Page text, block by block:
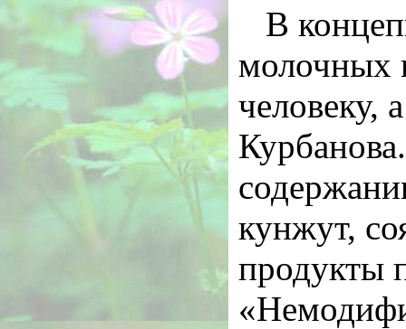
В
молочных
человеку,
кунжут,
продукты